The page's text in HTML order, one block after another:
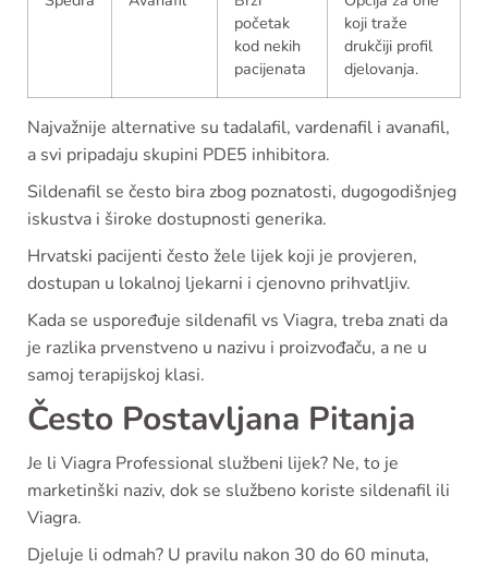
početak
kod nekih
pacijenata
koji traže
drukčiji profil
djelovanja.
Najvažnije alternative su tadalafil, vardenafil i avanafil,
a svi pripadaju skupini PDE5 inhibitora.
Sildenafil se često bira zbog poznatosti, dugogodišnjeg
iskustva i široke dostupnosti generika.
Hrvatski pacijenti često žele lijek koji je provjeren,
dostupan u lokalnoj ljekarni i cjenovno prihvatljiv.
Kada se uspoređuje sildenafil vs Viagra, treba znati da
je razlika prvenstveno u nazivu i proizvođaču, a ne u
samoj terapijskoj klasi.
Često Postavljana Pitanja
Je li Viagra Professional službeni lijek? Ne, to je
marketinški naziv, dok se službeno koriste sildenafil ili
Viagra.
Djeluje li odmah? U pravilu nakon 30 do 60 minuta,